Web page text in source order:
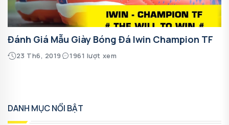
Đánh Giá Mẫu Giày Bóng Đá Iwin Champion TF
23 Th6, 2019 1961 lượt xem
DANH MỤC NỔI BẬT